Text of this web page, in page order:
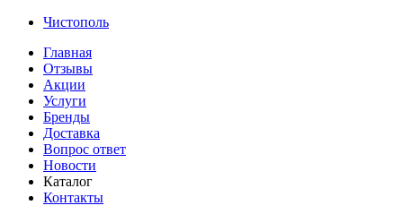
Чистополь
Главная
Отзывы
Акции
Услуги
Бренды
Доставка
Вопрос ответ
Новости
Каталог
Контакты